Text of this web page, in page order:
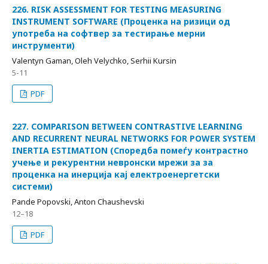
226. RISK ASSESSMENT FOR TESTING MEASURING
INSTRUMENT SOFTWARE (Проценка на ризици од
употреба на софтвер за тестирање мерни
инструменти)
Valentyn Gaman, Oleh Velychko, Serhii Kursin
5-11
PDF
227. COMPARISON BETWEEN CONTRASTIVE LEARNING
AND RECURRENT NEURAL NETWORKS FOR POWER SYSTEM
INERTIA ESTIMATION (Споредба помеѓу контрастно
учење и рекурентни невронски мрежи за за
проценка на инерција кај електроенергетски
системи)
Pande Popovski, Anton Chaushevski
12–18
PDF